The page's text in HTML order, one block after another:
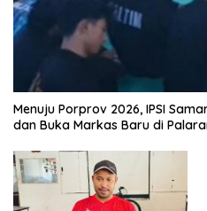
Menuju Porprov 2026, IPSI
dan Buka Markas Baru di